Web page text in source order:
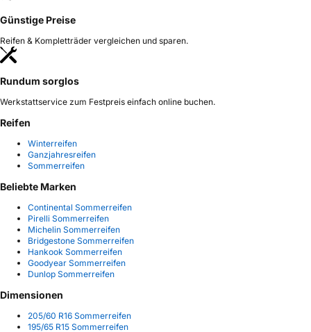
Günstige Preise
Reifen & Kompletträder vergleichen und sparen.
Rundum sorglos
Werkstattservice zum Festpreis einfach online buchen.
Reifen
Winterreifen
Ganzjahresreifen
Sommerreifen
Beliebte Marken
Continental Sommerreifen
Pirelli Sommerreifen
Michelin Sommerreifen
Bridgestone Sommerreifen
Hankook Sommerreifen
Goodyear Sommerreifen
Dunlop Sommerreifen
Dimensionen
205/60 R16 Sommerreifen
195/65 R15 Sommerreifen